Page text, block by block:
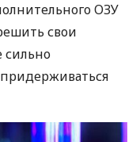
ОЗУ
свои
сильно